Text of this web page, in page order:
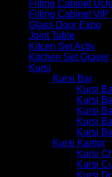
Filling Cabinet
Filling Cabinet VIP
Glass Door Expo
Joint Table
Kitcen Set Activ
Kitchen Set Graver
Kursi
Kursi Bar
Kursi
Kursi
Kursi
Kursi
Kursi
Kursi Kantor
Kursi
Kursi
Kursi